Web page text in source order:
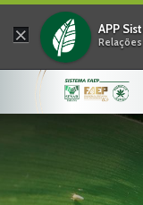
× APP
Relações